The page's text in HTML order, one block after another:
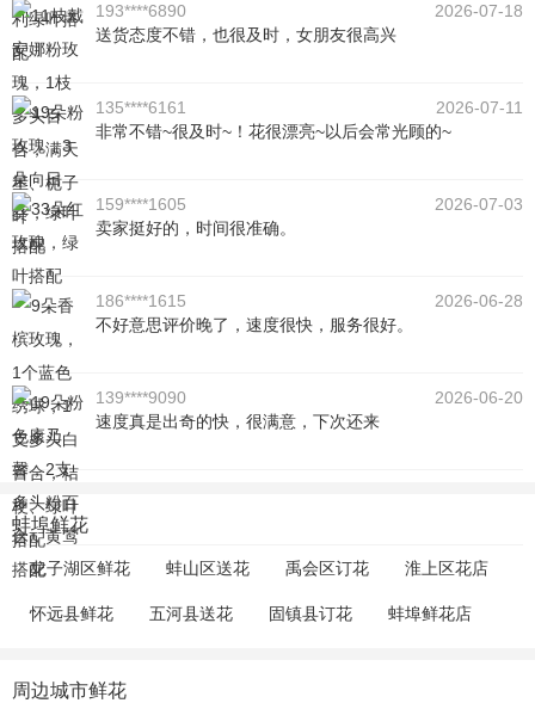
193****6890
2026-07-18
送货态度不错，也很及时，女朋友很高兴
135****6161
2026-07-11
非常不错~很及时~！花很漂亮~以后会常光顾的~
159****1605
2026-07-03
卖家挺好的，时间很准确。
186****1615
2026-06-28
不好意思评价晚了，速度很快，服务很好。
139****9090
2026-06-20
速度真是出奇的快，很满意，下次还来
蚌埠鲜花
龙子湖区鲜花 蚌山区送花 禹会区订花 淮上区花店
怀远县鲜花 五河县送花 固镇县订花 蚌埠鲜花店
周边城市鲜花